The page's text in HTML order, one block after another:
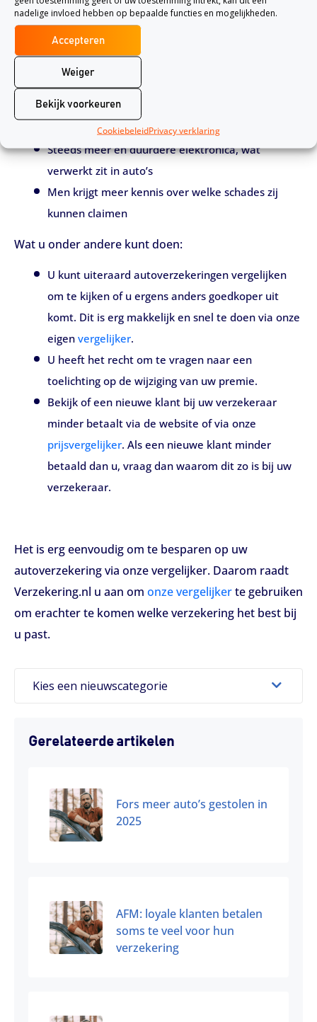
nadelige invloed hebben op bepaalde functies en mogelijkheden.
Accepteren
Weiger
Bekijk voorkeuren
CookiebeleidPrivacy verklaring
Samengevat
Uw premie kan door verschillende factoren stijgen,
waaronder:
Steeds meer duurdere schadeclaims (bijvoorbeeld
letselschade) worden aangevraagd
Steeds meer en duurdere elektronica, wat
verwerkt zit in auto’s
Men krijgt meer kennis over welke schades zij
kunnen claimen
Wat u onder andere kunt doen:
U kunt uiteraard autoverzekeringen vergelijken
om te kijken of u ergens anders goedkoper uit
komt. Dit is erg makkelijk en snel te doen via onze
eigenvergelijker.
U heeft het recht om te vragen naar een
toelichting op de wijziging van uw premie.
Bekijk of een nieuwe klant bij uw verzekeraar
minder betaalt via de website of via onze
prijsvergelijker. Als een nieuwe klant minder
betaald dan u, vraag dan waarom dit zo is bij uw
verzekeraar.
Het is erg eenvoudig om te besparen op uw
autoverzekering via onze vergelijker. Daarom raadt
Verzekering.nl u aan om onze vergelijkerte gebruiken
om erachter te komen welke verzekering het best bij
u past.
Kies een nieuwscategorie
Gerelateerde artikelen
Fors meer auto’s gestolen in
2025
AFM: loyale klanten betalen
soms te veel voor hun
verzekering